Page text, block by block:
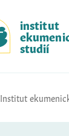
institut
studií
Institut